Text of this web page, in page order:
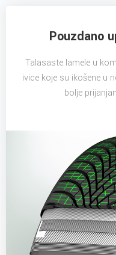
Pouzdano
Talasaste lamele u
ivice koje su ikošene u
bolje